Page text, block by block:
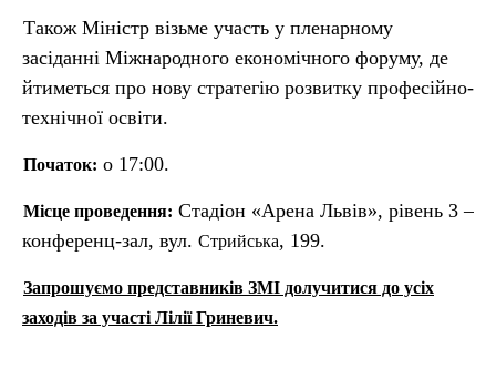
Також Міністр візьме участь у пленарному
засіданні Міжнародного економічного форуму, де
йтиметься про нову стратегію розвитку професійно-
технічної освіти.
Початок: о 17:00.
Місце проведення: Стадіон «Арена Львів», рівень 3 –
конференц-зал, вул. Стрийська, 199.
Запрошуємо представників ЗМІ долучитися до усіх
заходів за участі Лілії Гриневич.